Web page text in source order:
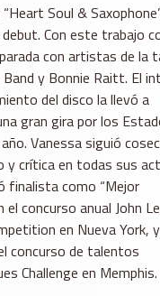
Soul &
Con este trabajo
con artistas de la
y Bonnie Raitt. El
del disco la llevó a
gran gira por los
Vanessa siguió
y crítica en todas sus
finalista como “Mejor
concurso anual John
en Nueva York,
concurso de talentos
Challenge en Memphis.